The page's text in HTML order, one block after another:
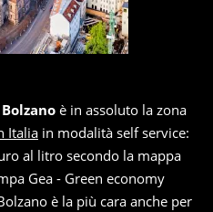
è in assoluto la zona
Italia in modalità self service:
al litro secondo la mappa
Gea - Green economy
è la più cara anche per